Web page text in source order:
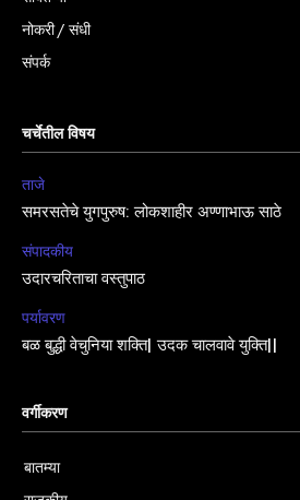
नोकरी / संधी
संपर्क
चर्चेतील विषय
ताजे
समरसतेचे युगपुरुष: लोकशाहीर अण्णाभाऊ साठे
संपादकीय
उदारचरिताचा वस्तुपाठ
पर्यावरण
बळ बुद्धी वेचुनिया शक्ति| उदक चालवावे युक्ति||
वर्गीकरण
बातम्या